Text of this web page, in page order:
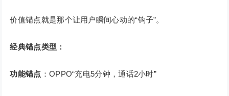
价值锚点就是那个让用户瞬间心动的“钩子”。
经典锚点类型：
功能锚点 ：OPPO“充电5分钟，通话2小时”